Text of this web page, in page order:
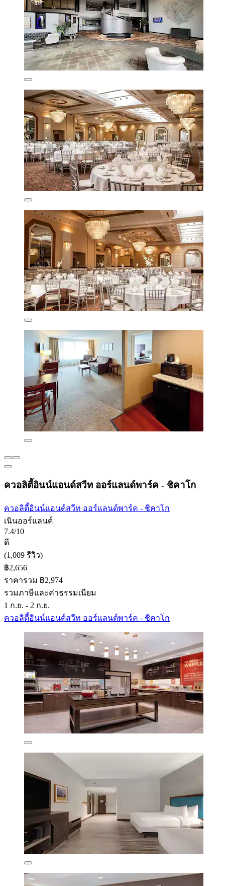
ควอลิตี้อินน์แอนด์สวีท ออร์แลนด์พาร์ค - ชิคาโก
ควอลิตี้อินน์แอนด์สวีท ออร์แลนด์พาร์ค - ชิคาโก
เนินออร์แลนด์
7.4/10
ดี
(1,009 รีวิว)
฿2,656
ราคารวม ฿2,974
รวมภาษีและค่าธรรมเนียม
1 ก.ย. - 2 ก.ย.
ควอลิตี้อินน์แอนด์สวีท ออร์แลนด์พาร์ค - ชิคาโก